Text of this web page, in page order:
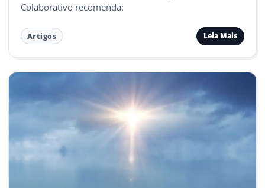
Colaborativo recomenda:
Artigos Leia Mais